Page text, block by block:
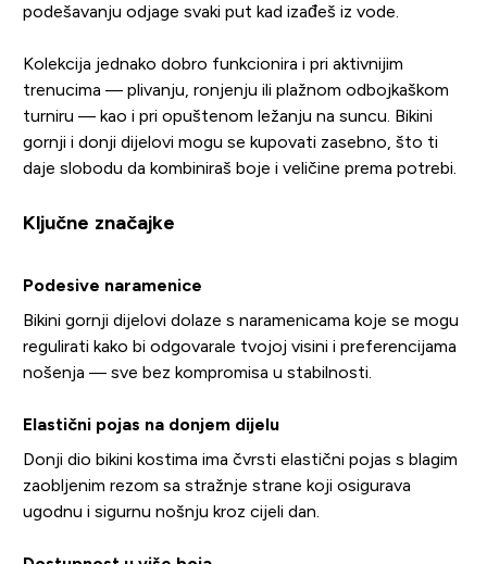
podešavanju odjage svaki put kad izađeš iz vode.
Kolekcija jednako dobro funkcionira i pri aktivnijim
trenucima — plivanju, ronjenju ili plažnom odbojkaškom
turniru — kao i pri opuštenom ležanju na suncu. Bikini
gornji i donji dijelovi mogu se kupovati zasebno, što ti
daje slobodu da kombiniraš boje i veličine prema potrebi.
Ključne značajke
Podesive naramenice
Bikini gornji dijelovi dolaze s naramenicama koje se mogu
regulirati kako bi odgovarale tvojoj visini i preferencijama
nošenja — sve bez kompromisa u stabilnosti.
Elastični pojas na donjem dijelu
Donji dio bikini kostima ima čvrsti elastični pojas s blagim
zaobljenim rezom sa stražnje strane koji osigurava
ugodnu i sigurnu nošnju kroz cijeli dan.